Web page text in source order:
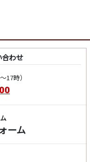
わせ
17時）
ーム